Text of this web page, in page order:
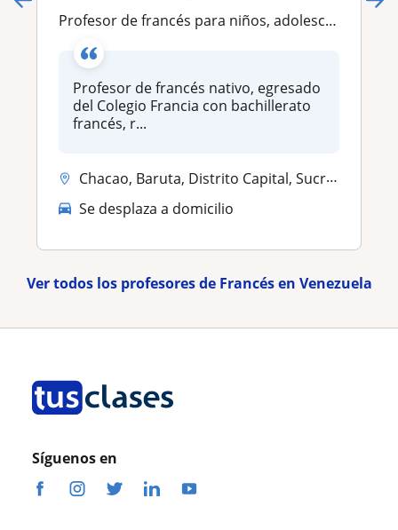
Profesor de francés para niños, adolescentes y adultos - presencial y online
Profesor de francés nativo, egresado
del Colegio Francia con bachillerato
francés, r...
Chacao, Baruta, Distrito Capital, Sucre (Miranda)
Se desplaza a domicilio
Ver todos los profesores de Francés en Venezuela
Síguenos en